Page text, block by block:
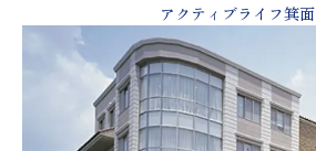
アクティブライフ箕面